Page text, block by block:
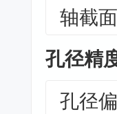
轴截
孔径精
孔径